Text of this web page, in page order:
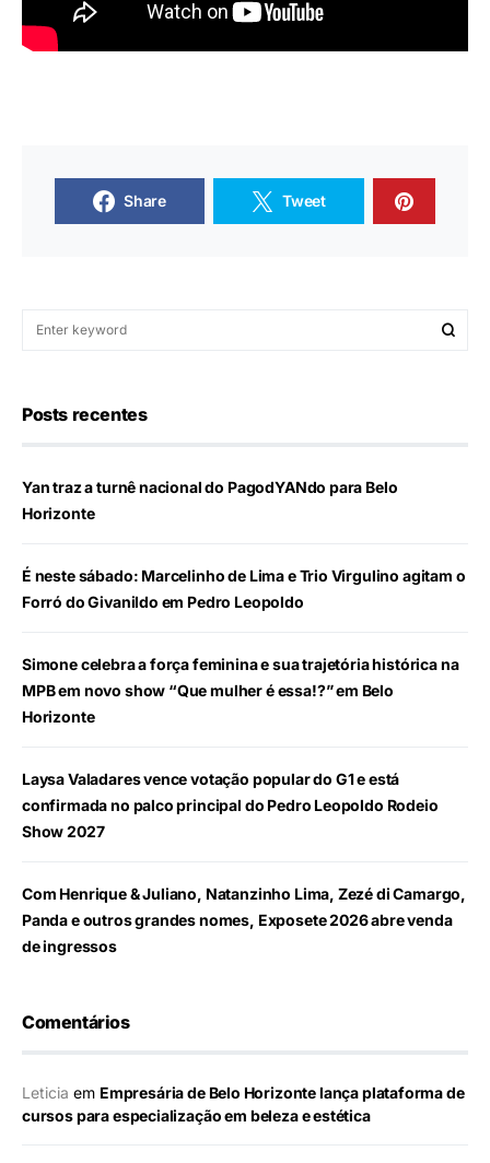
Share Tweet
Posts recentes
Yan traz a turnê nacional do PagodYANdo para Belo
Horizonte
É neste sábado: Marcelinho de Lima e Trio Virgulino agitam o
Forró do Givanildo em Pedro Leopoldo
Simone celebra a força feminina e sua trajetória histórica na
MPB em novo show “Que mulher é essa!?” em Belo
Horizonte
Laysa Valadares vence votação popular do G1 e está
confirmada no palco principal do Pedro Leopoldo Rodeio
Show 2027
Com Henrique & Juliano, Natanzinho Lima, Zezé di Camargo,
Panda e outros grandes nomes, Exposete 2026 abre venda
de ingressos
Comentários
Leticia em Empresária de Belo Horizonte lança plataforma de
cursos para especialização em beleza e estética